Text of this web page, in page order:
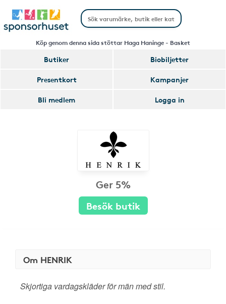
Köp genom denna sida stöttar Haga Haninge - Basket
Butiker
Biobiljetter
Presentkort
Kampanjer
Bli medlem
Logga in
Ger 5%
Besök butik
Om HENRIK
Skjortiga vardagskläder för män med stil.